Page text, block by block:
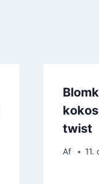
twist
Af 11.